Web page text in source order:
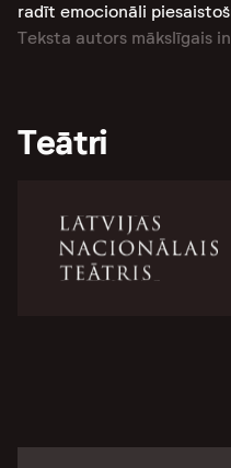
radīt emocionāli
Teksta autors mākslīgais
Teātri